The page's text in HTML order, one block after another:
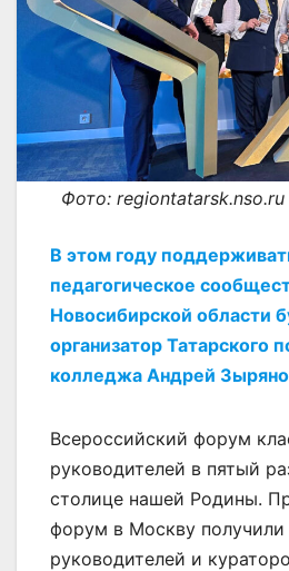
Фото: regiontatarsk.nso.ru
В этом году
педагогическое
Новосибирской области
организатор Татарского
колледжа Андрей
Всероссийский форум
руководителей в пятый
столице нашей Родины.
форум в Москву получили
руководителей и